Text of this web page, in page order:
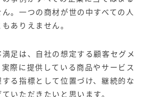
。一つの商材が世の中すべての人
ありえません。
足は、自社の想定する顧客セグメ
際に提供している商品やサービス
る指標として位置づけ、継続的な
いただきたいと思います。